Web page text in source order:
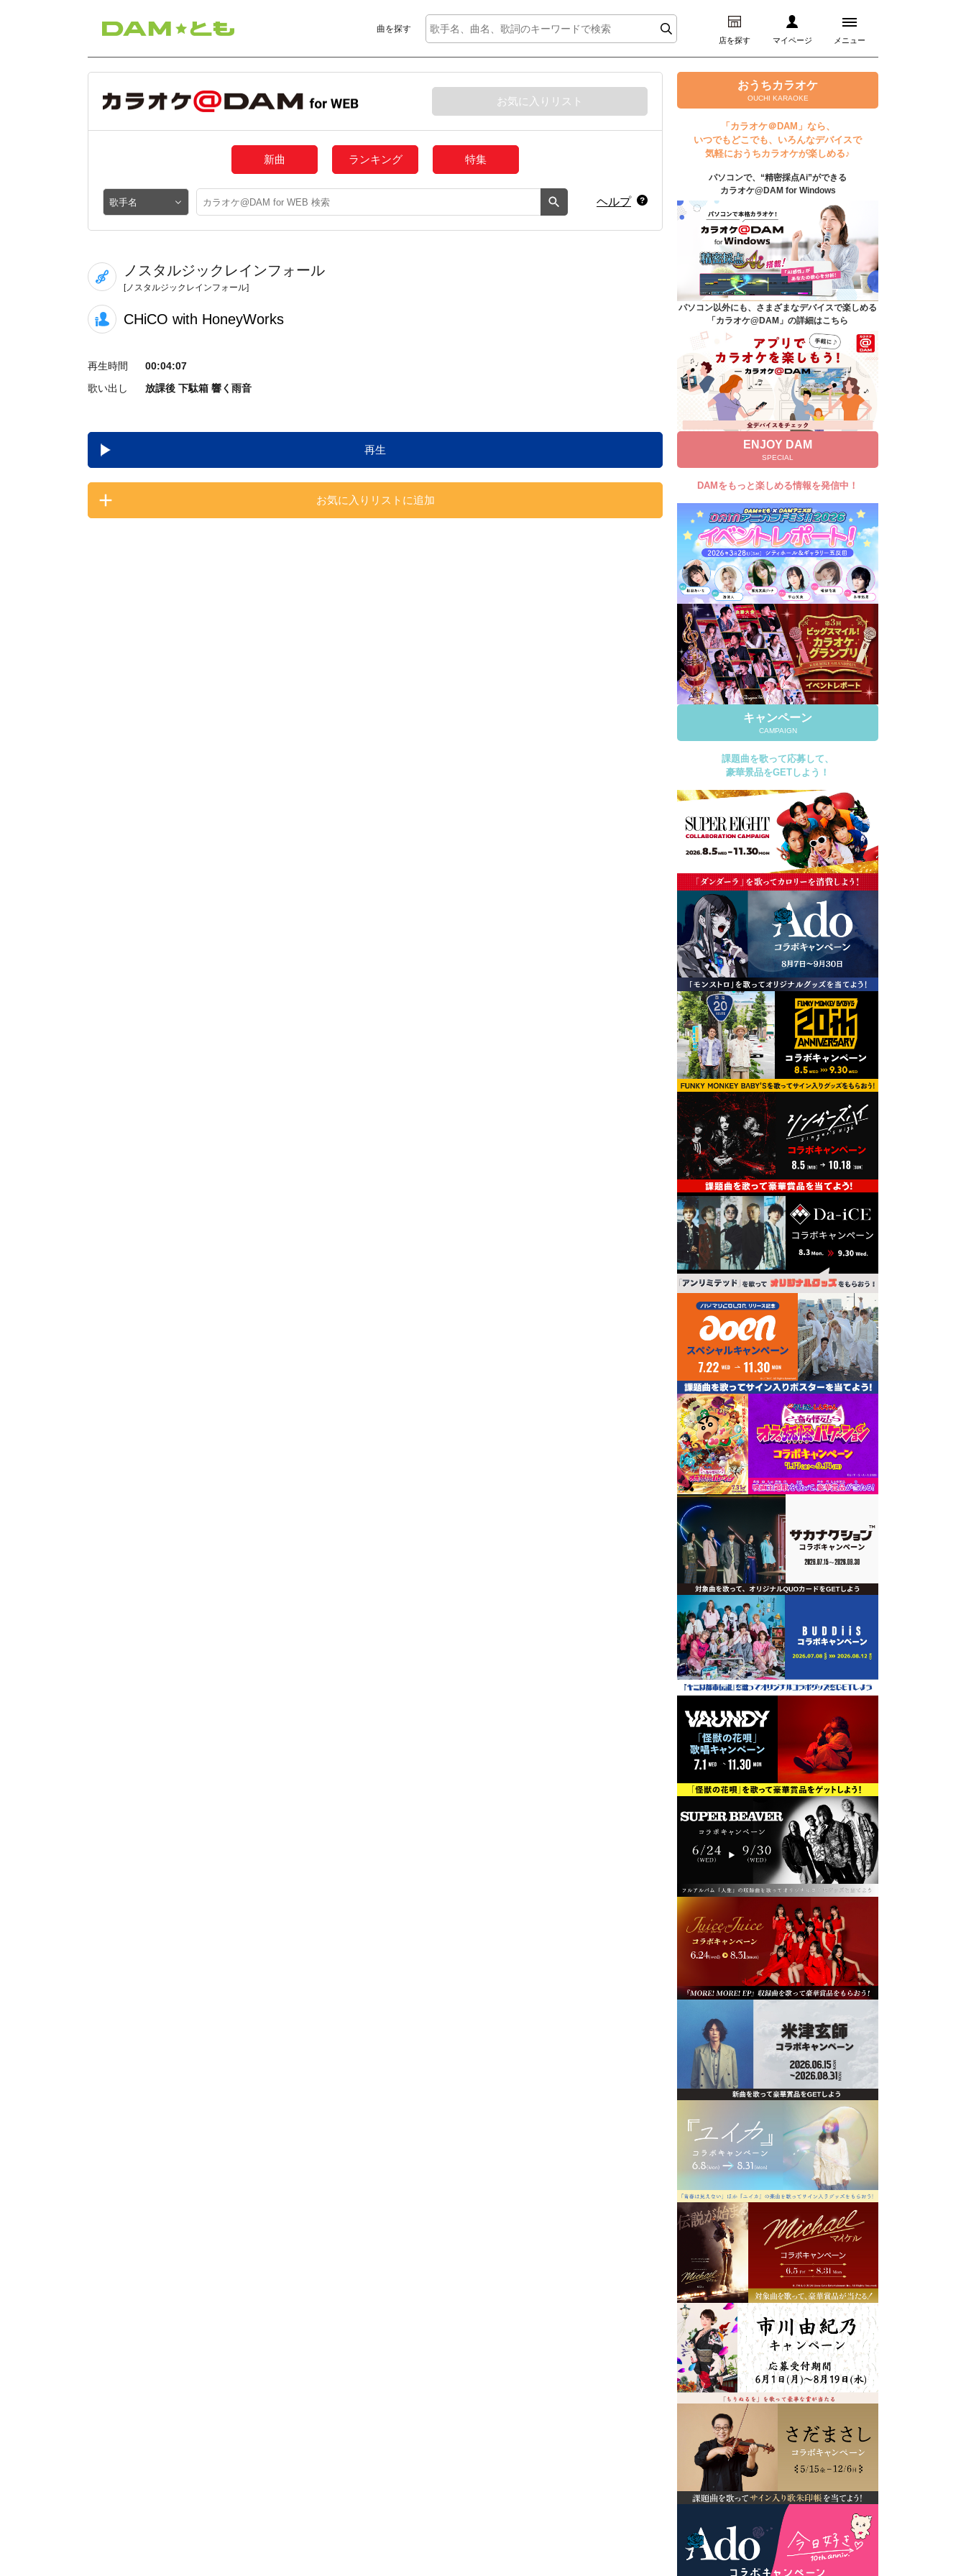
曲を探す
店を探す マイページ メニュー
ログイン
マイページ
プレミアムサービス
DAM★とも動画
DAM★とも録音
カラオケ＠DAM
ユーザー検索
キャンペーン
よくあるご質問
DAMの新曲・ランキングなど
カラオケ最新情報をチェック！
自宅でカラオケ歌い放題！
家族や友達と一緒に！練習にも！
お気に入りリスト
新曲 ランキング 特集
ヘルプ
ノスタルジックレインフォール
[ノスタルジックレインフォール]
CHiCO with HoneyWorks
再生時間
00:04:07
歌い出し
放課後 下駄箱 響く雨音
再生
お気に入りリストに追加
おうちカラオケ
OUCHI KARAOKE
「カラオケ＠DAM」なら、
いつでもどこでも、いろんなデバイスで
気軽におうちカラオケが楽しめる♪
パソコンで、“精密採点Ai”ができる
カラオケ@DAM for Windows
パソコン以外にも、さまざまなデバイスで楽しめる
「カラオケ@DAM」の詳細はこちら
ENJOY DAM
SPECIAL
DAMをもっと楽しめる情報を発信中！
キャンペーン
CAMPAIGN
課題曲を歌って応募して、
豪華景品をGETしよう！